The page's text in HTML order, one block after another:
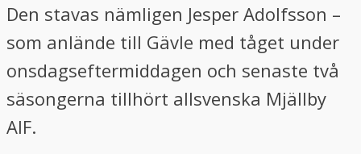
Den stavas nämligen Jesper Adolfsson –
som anlände till Gävle med tåget under
onsdagseftermiddagen och senaste två
säsongerna tillhört allsvenska Mjällby
AIF.